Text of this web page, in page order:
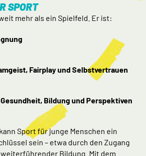
SPORT
mehr als ein Spielfeld. Er ist:
Fairplay und Selbstvertrauen
Gesundheit, Bildung und Perspektiven
Sport für junge Menschen ein
sein – etwa durch den Zugang
Bildung. Mit dem